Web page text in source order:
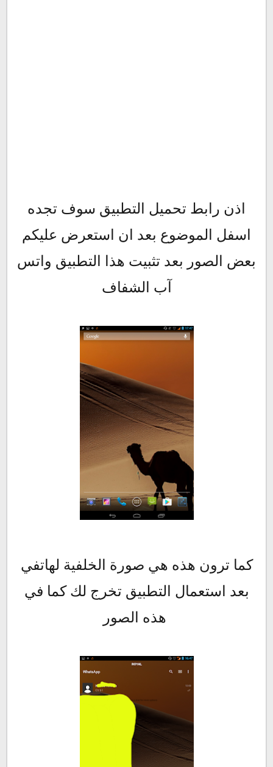
اذن رابط تحميل التطبيق سوف تجده
اسفل الموضوع بعد ان استعرض عليكم
بعض الصور بعد تثبيت هذا التطبيق واتس
آب الشفاف
كما ترون هذه هي صورة الخلفية لهاتفي
بعد استعمال التطبيق تخرج لك كما في